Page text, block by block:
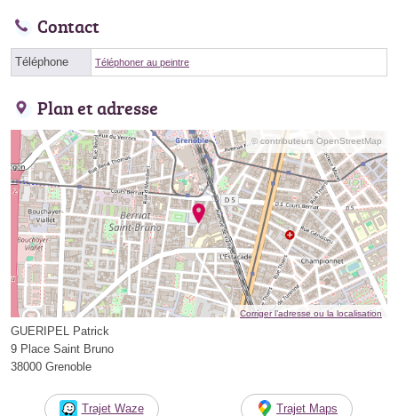
Contact
Téléphone Téléphoner au peintre
Plan et adresse
© contributeurs OpenStreetMap
Corriger l’adresse ou la localisation
GUERIPEL Patrick
9 Place Saint Bruno
38000 Grenoble
Trajet Waze Trajet Maps